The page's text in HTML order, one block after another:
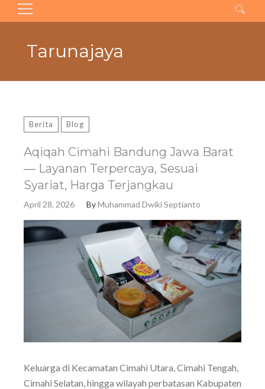
Search
for:Tarunajaya
Berita Blog
Aqiqah Cimahi Bandung Jawa Barat
— Layanan Terpercaya, Sesuai
Syariat, Harga Terjangkau
April 28, 2026 ByMuhammad Dwiki Septianto
Keluarga di Kecamatan Cimahi Utara, Cimahi Tengah,
Cimahi Selatan, hingga wilayah perbatasan Kabupaten